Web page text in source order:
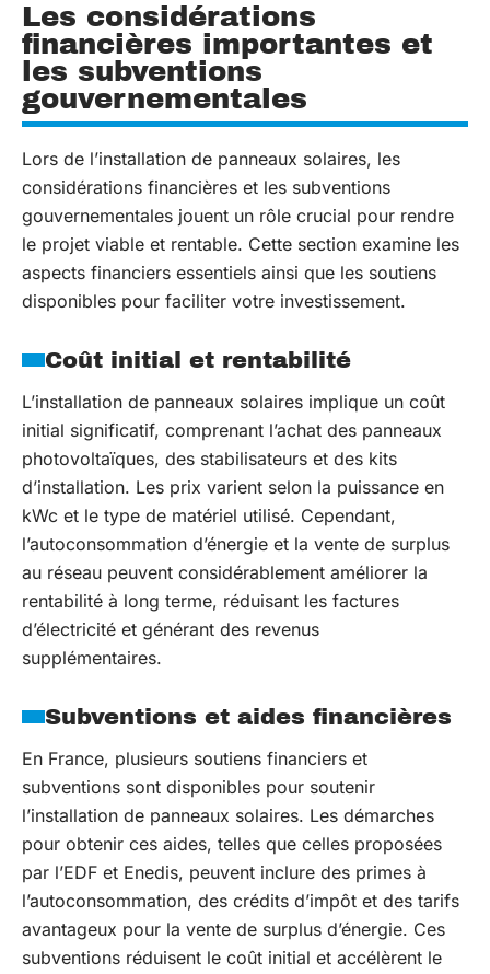
Les considérations
financières importantes et
les subventions
gouvernementales
Lors de l’installation de panneaux solaires, les
considérations financières et les subventions
gouvernementales jouent un rôle crucial pour rendre
le projet viable et rentable. Cette section examine les
aspects financiers essentiels ainsi que les soutiens
disponibles pour faciliter votre investissement.
Coût initial et rentabilité
L’installation de panneaux solaires implique un coût
initial significatif, comprenant l’achat des panneaux
photovoltaïques, des stabilisateurs et des kits
d’installation. Les prix varient selon la puissance en
kWc et le type de matériel utilisé. Cependant,
l’autoconsommation d’énergie et la vente de surplus
au réseau peuvent considérablement améliorer la
rentabilité à long terme, réduisant les factures
d’électricité et générant des revenus
supplémentaires.
Subventions et aides financières
En France, plusieurs soutiens financiers et
subventions sont disponibles pour soutenir
l’installation de panneaux solaires. Les démarches
pour obtenir ces aides, telles que celles proposées
par l’EDF et Enedis, peuvent inclure des primes à
l’autoconsommation, des crédits d’impôt et des tarifs
avantageux pour la vente de surplus d’énergie. Ces
subventions réduisent le coût initial et accélèrent le